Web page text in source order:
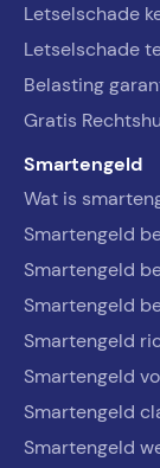
Letselschade
Letselschade
Belasting
Gratis
Smartengeld
Wat is
Smartengeld
Smartengeld
Smartengeld
Smartengeld
Smartengeld
Smartengeld
Smartengeld